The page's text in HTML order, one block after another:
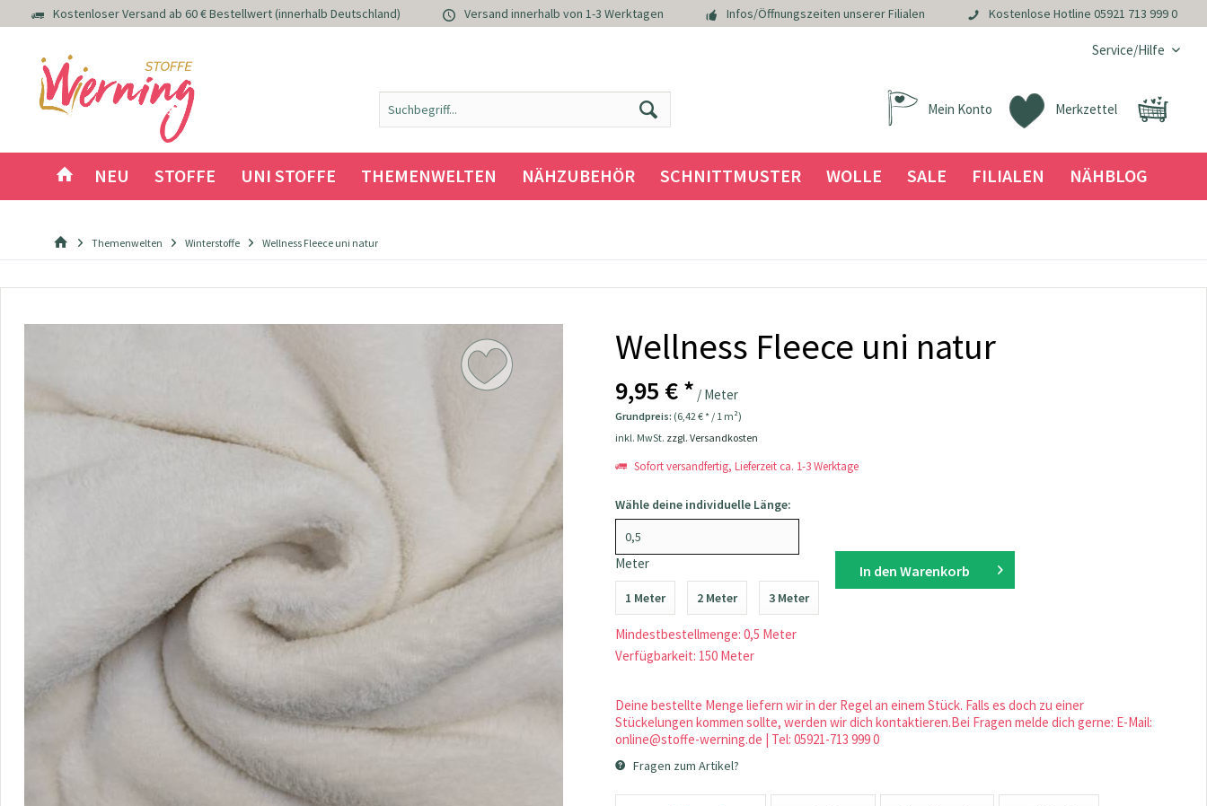
Kostenloser Versand ab 60 € Bestellwert (innerhalb Deutschland) Versand innerhalb von 1-3 Werktagen Infos/Öffnungszeiten unserer Filialen Kostenlose Hotline 05921 713 999 0
Service/Hilfe
Merkzettel
Mein Konto
NEU STOFFE UNI STOFFE THEMENWELTEN NÄHZUBEHÖR SCHNITTMUSTER WOLLE SALE FILIALEN NÄHBLOG
Themenwelten Winterstoffe Wellness Fleece uni natur
Wellness Fleece uni natur
9,95 € * / Meter
Grundpreis: (6,42 € * / 1 m²)
inkl. MwSt. zzgl. Versandkosten
Sofort versandfertig, Lieferzeit ca. 1-3 Werktage
Wähle deine individuelle Länge:
Meter
1 Meter 2 Meter 3 Meter
Mindestbestellmenge: 0,5 Meter
Verfügbarkeit: 150 Meter
In den Warenkorb
Deine bestellte Menge liefern wir in der Regel an einem Stück. Falls es doch zu einer
Stückelungen kommen sollte, werden wir dich kontaktieren.Bei Fragen melde dich gerne: E-Mail:
online@stoffe-werning.de | Tel: 05921-713 999 0
Fragen zum Artikel?